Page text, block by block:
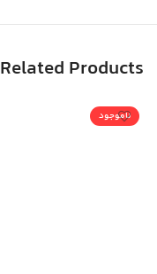
Related Products
ناموجود